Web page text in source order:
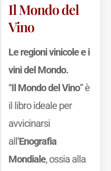
Il Mondo del
Vino
Le regioni vinicole e i
vini del Mondo.
“Il Mondo del Vino” è
il libro ideale per
avvicinarsi
all’Enografia
Mondiale, ossia alla